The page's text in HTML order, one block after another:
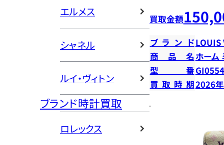
エルメス
シャネル
ルイ・ヴィトン
ブランド時計買取
ロレックス
買取金額
ブランドLOUIS
商品名 ホーム
型番GI0554
買取時期2026